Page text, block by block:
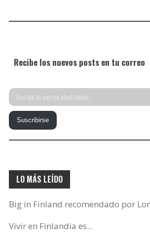
Recibe los nuevos posts en tu correo
Escribe
tu
correo
electrónico…
Suscribirse
LO MÁS LEÍDO
Big in Finland recomendado por
Vivir en Finlandia es...